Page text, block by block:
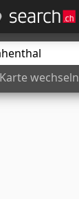
wechseln